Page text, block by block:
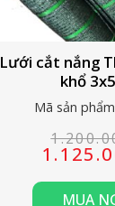
Lưới cắt nắng
khổ
Mã sản
MUA